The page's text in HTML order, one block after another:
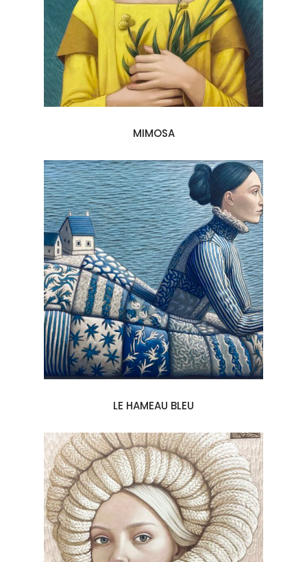
MIMOSA
LE HAMEAU BLEU